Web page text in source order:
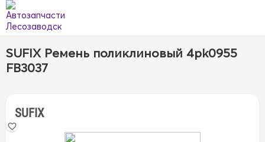
SUFIX Ремень поликлиновый 4pk0955
FB3037
SUFIX